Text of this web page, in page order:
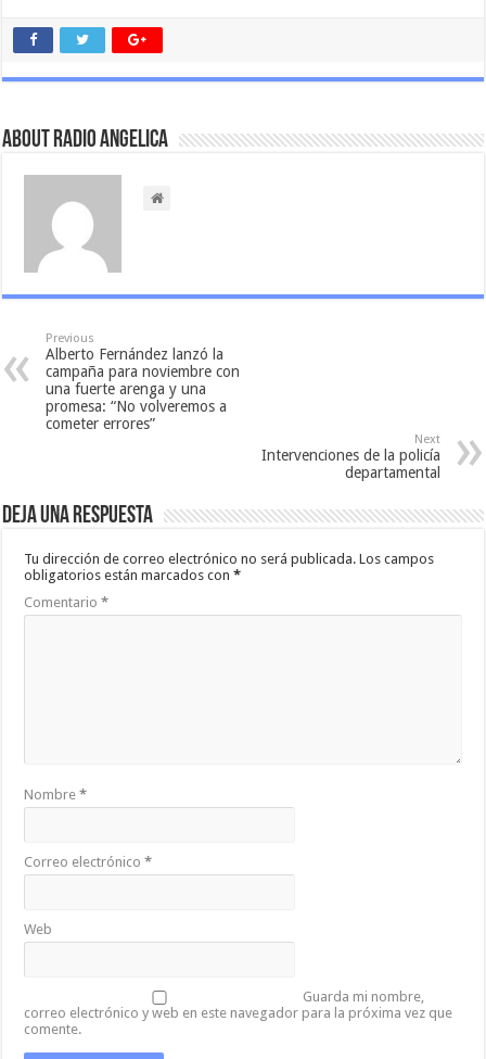
About Radio Angelica
Previous
Alberto Fernández lanzó la
campaña para noviembre con
una fuerte arenga y una
promesa: “No volveremos a
cometer errores”
Next
Intervenciones de la policía
departamental
Deja una respuesta
Tu dirección de correo electrónico no será publicada. Los campos
obligatorios están marcados con*
Comentario*
Nombre*
Correo electrónico*
Web
Guarda mi nombre,
correo electrónico y web en este navegador para la próxima vez que
comente.